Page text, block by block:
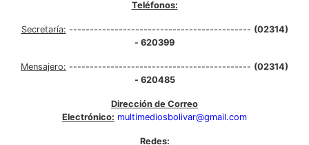
Teléfonos:
Secretaría: -------------------------------------------- (02314)
- 620399
Mensajero: -------------------------------------------- (02314)
- 620485
Dirección de Correo
Electrónico: multimediosbolivar@gmail.com
Redes: